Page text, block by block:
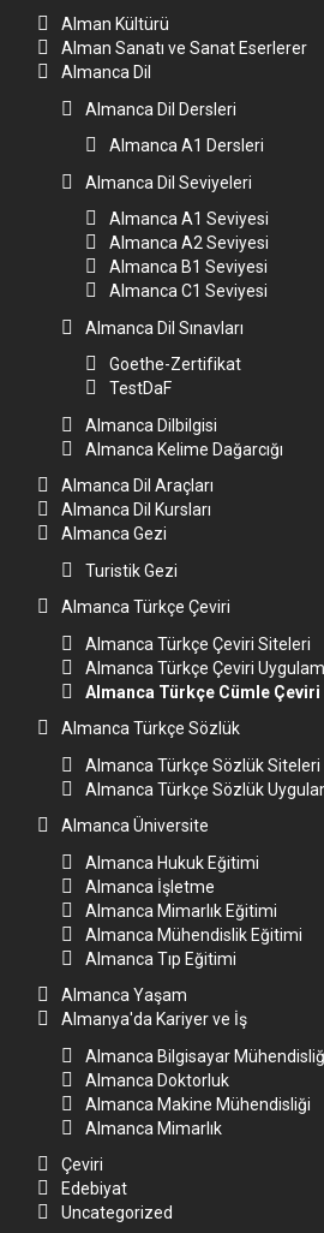
Alman Kültürü
Alman Sanatı ve Sanat Eserlerer
Almanca Dil
Almanca Dil Dersleri
Almanca A1 Dersleri
Almanca Dil Seviyeleri
Almanca A1 Seviyesi
Almanca A2 Seviyesi
Almanca B1 Seviyesi
Almanca C1 Seviyesi
Almanca Dil Sınavları
Goethe-Zertifikat
TestDaF
Almanca Dilbilgisi
Almanca Kelime Dağarcığı
Almanca Dil Araçları
Almanca Dil Kursları
Almanca Gezi
Turistik Gezi
Almanca Türkçe Çeviri
Almanca Türkçe Çeviri Siteleri
Almanca Türkçe Çeviri
Almanca Türkçe Cümle Çeviri
Almanca Türkçe Sözlük
Almanca Türkçe Sözlük Siteleri
Almanca Türkçe Sözlük
Almanca Üniversite
Almanca Hukuk Eğitimi
Almanca İşletme
Almanca Mimarlık Eğitimi
Almanca Mühendislik Eğitimi
Almanca Tıp Eğitimi
Almanca Yaşam
Almanya'da Kariyer ve İş
Almanca Bilgisayar
Almanca Doktorluk
Almanca Makine Mühendisliği
Almanca Mimarlık
Çeviri
Edebiyat
Uncategorized